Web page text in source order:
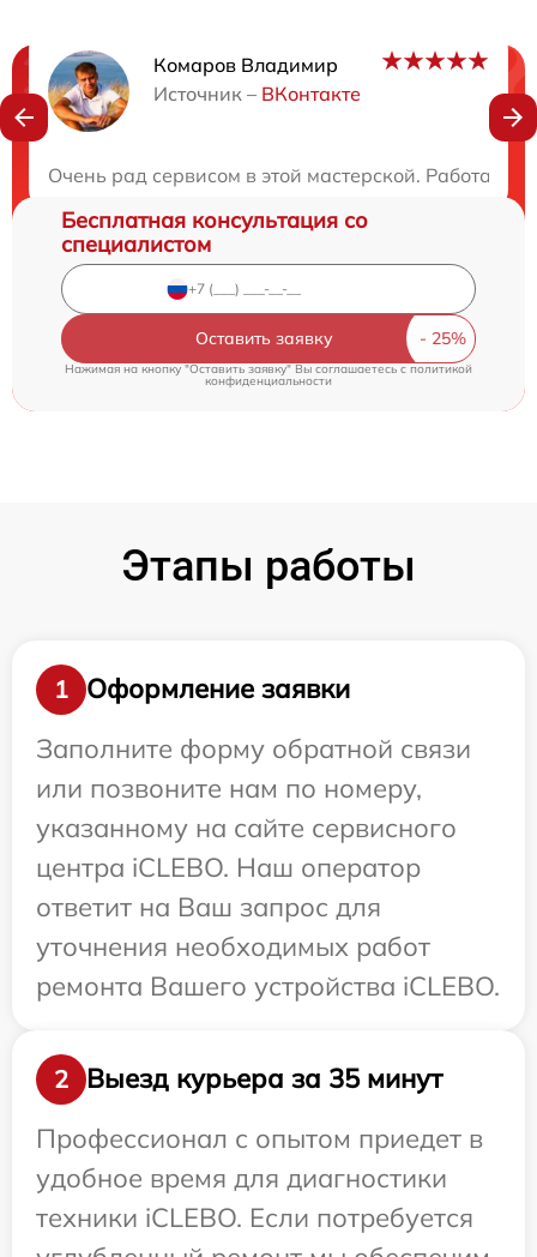
Комаров Владимир
Источник – ВКонтакте
Очень рад сервисом в этой мастерской. Работа
Нужна консультация?
Бесплатная консультация со
специалистом
Оставить заявку
Нажимая на кнопку "Оставить заявку" Вы соглашаетесь cполитикой
конфиденциальности
Этапы работы
1
Оформление заявки
Заполните форму обратной связи
или позвоните нам по номеру,
указанному на сайте сервисного
центра iCLEBO. Наш оператор
ответит на Ваш запрос для
уточнения необходимых работ
ремонта Вашего устройства iCLEBO.
2
Выезд курьера за 35 минут
Профессионал с опытом приедет в
удобное время для диагностики
техники iCLEBO. Если потребуется